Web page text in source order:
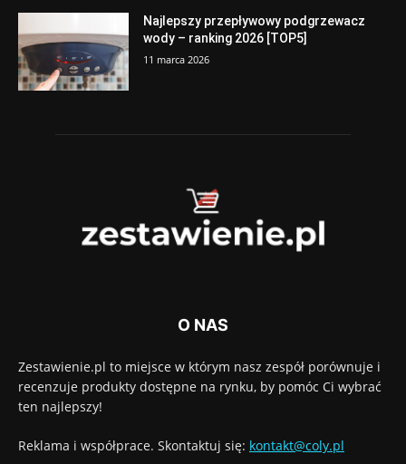
Najlepszy przepływowy podgrzewacz
wody – ranking 2026 [TOP5]
11 marca 2026
O NAS
Zestawienie.pl to miejsce w którym nasz zespół porównuje i
recenzuje produkty dostępne na rynku, by pomóc Ci wybrać
ten najlepszy!
Reklama i współprace. Skontaktuj się: kontakt@coly.pl